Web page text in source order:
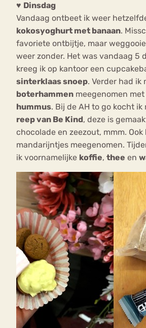
♥ Dinsdag
Vandaag ontbeet ik weer
kokosyoghurt met banaan.
favoriete ontbijtje, maar
weer zonder. Het was vandaag 5
kreeg ik op kantoor een
sinterklaas snoep. Verder had ik
boterhammen meegenomen met
hummus. Bij de AH to go kocht
reep van Be Kind, deze is
chocolade en zeezout, mmm.
mandarijntjes meegenomen.
ik voornamelijke koffie, thee en